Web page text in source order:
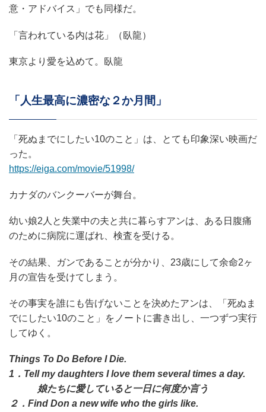
意・アドバイス」でも同様だ。
「言われている内は花」（臥龍）
東京より愛を込めて。臥龍
「人生最高に濃密な２か月間」
「死ぬまでにしたい10のこと」は、とても印象深い映画だ
った。
https://eiga.com/movie/51998/
カナダのバンクーバーが舞台。
幼い娘2人と失業中の夫と共に暮らすアンは、ある日腹痛
のために病院に運ばれ、検査を受ける。
その結果、ガンであることが分かり、23歳にして余命2ヶ
月の宣告を受けてしまう。
その事実を誰にも告げないことを決めたアンは、「死ぬま
でにしたい10のこと」をノートに書き出し、一つずつ実行
してゆく。
Things To Do Before I Die.
1．Tell my daughters I love them several times a day.
娘たちに愛していると一日に何度か言う
２．Find Don a new wife who the girls like.